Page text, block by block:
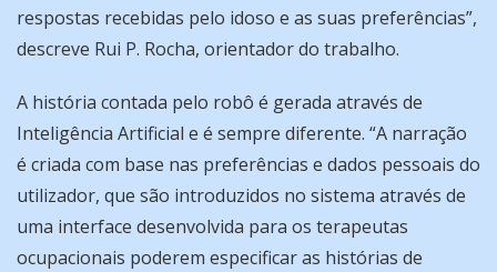
respostas recebidas pelo idoso e as suas preferências”,
descreve Rui P. Rocha, orientador do trabalho.
A história contada pelo robô é gerada através de
Inteligência Artificial e é sempre diferente. “A narração
é criada com base nas preferências e dados pessoais do
utilizador, que são introduzidos no sistema através de
uma interface desenvolvida para os terapeutas
ocupacionais poderem especificar as histórias de